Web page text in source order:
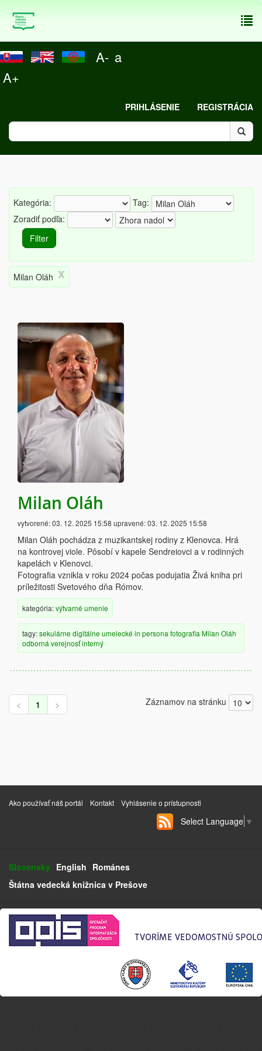
A- a
A+
PRIHLÁSENIE REGISTRÁCIA
Kategória:
Tag:
Zoradiť podľa:
Milan Oláh x
Milan Oláh
vytvorené:03. 12. 2025 15:58 upravené:03. 12. 2025 15:58
Milan Oláh pochádza z muzikantskej rodiny z Klenovca. Hrá
na kontrovej viole. Pôsobí v kapele Sendreiovci a v rodinných
kapelách v Klenovci.
Fotografia vznikla v roku 2024 počas podujatia Živá kniha pri
príležitosti Svetového dňa Rómov.
kategória:výtvarné umenie
tagy:sekulárne digitálne umelecké in persona fotografia Milan Oláh
odborná verejnosťinterný
< 1 > Záznamov na stránku
Ako používať náš portál Kontakt Vyhlásenie o prístupnosti
Select Language ▼
Slovensky English Románes
Štátna vedecká knižnica v Prešove